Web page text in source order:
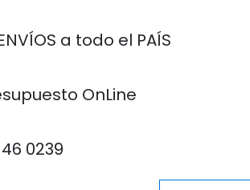
a todo el PAÍS
OnLine
0239